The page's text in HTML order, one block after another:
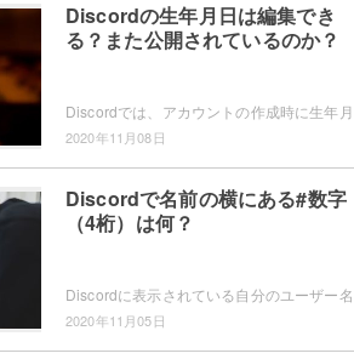
Discordの生年月日は編集でき
る？また公開されているのか？
2020年11月08日
Discordで名前の横にある#数字
（4桁）は何？
2020年11月05日